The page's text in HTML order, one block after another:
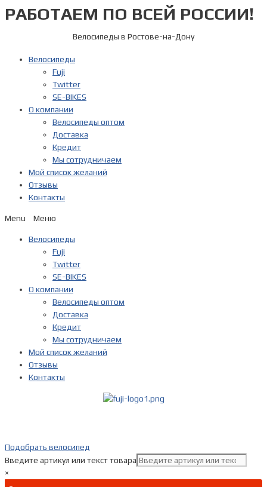
Перейти
кРАБОТАЕМ ПО ВСЕЙ РОССИИ!
Велосипеды в Ростове-на-Дону
Велосипеды
Fuji
Twitter
SE-BIKES
О компании
Велосипеды оптом
Доставка
Кредит
Мы сотрудничаем
Мой список желаний
Отзывы
Контакты
Menu
Велосипеды
Fuji
Twitter
SE-BIKES
О компании
Велосипеды оптом
Доставка
Кредит
Мы сотрудничаем
Мой список желаний
Отзывы
Контакты
Подобрать велосипед
Введите артикул или текст товара
×